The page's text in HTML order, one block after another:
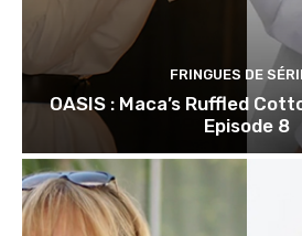
FRINGUES DE
OASIS : Maca’s Ruffled
Episode 8